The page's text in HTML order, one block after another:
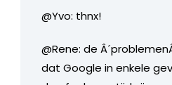
@Yvo: thnx!
@Rene: de
dat Google in enkele